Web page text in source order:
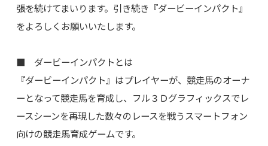
張を続けてまいります。引き続き『ダービーインパクト』
をよろしくお願いいたします。
■ ダービーインパクトとは
『ダービーインパクト』はプレイヤーが、競走馬のオーナ
ーとなって競走馬を育成し、フル３Ｄグラフィックスでレ
ースシーンを再現した数々のレースを戦うスマートフォン
向けの競走馬育成ゲームです。